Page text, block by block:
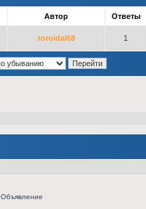
Автор Ответы
toroidal68 1
Объявление